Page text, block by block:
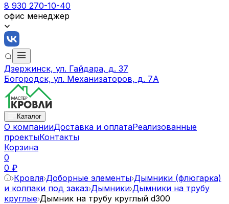
8 930 270-10-40
офис менеджер
Дзержинск, ул. Гайдара, д. 37
Богородск, ул. Механизаторов, д. 7А
Каталог
О компанииДоставка и оплатаРеализованные
проектыКонтакты
Корзина
0
0 ₽
Кровля Доборные элементы Дымники (флюгарка)
и колпаки под заказ Дымники Дымники на трубу
круглые Дымник на трубу круглый d300